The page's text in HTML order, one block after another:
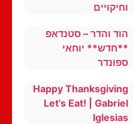
וחיקויים
הוד והדר – סטנדאפ
**חדש** יוחאי
ספונדר
Happy Thanksgiving
Let’s Eat! | Gabriel
Iglesias